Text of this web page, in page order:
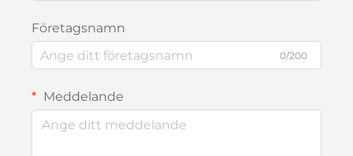
Företagsnamn
0/200
Meddelande